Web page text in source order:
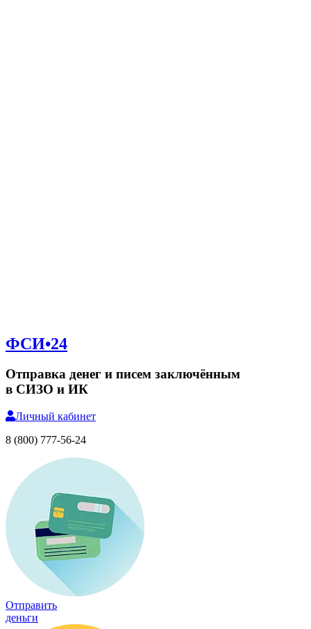
ФСИ•24
Отправка денег и писем заключённым
в СИЗО и ИК
Личный кабинет
8 (800) 777-56-24
Отправить
деньги